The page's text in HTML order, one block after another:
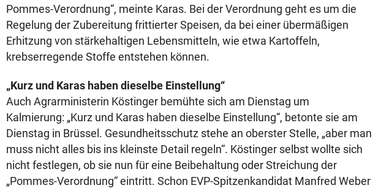
Pommes-Verordnung“, meinte Karas. Bei der Verordnung geht es um die
Regelung der Zubereitung frittierter Speisen, da bei einer übermäßigen
Erhitzung von stärkehaltigen Lebensmitteln, wie etwa Kartoffeln,
krebserregende Stoffe entstehen können.
„Kurz und Karas haben dieselbe Einstellung“
Auch Agrarministerin Köstinger bemühte sich am Dienstag um
Kalmierung: „Kurz und Karas haben dieselbe Einstellung“, betonte sie am
Dienstag in Brüssel. Gesundheitsschutz stehe an oberster Stelle, „aber man
muss nicht alles bis ins kleinste Detail regeln“. Köstinger selbst wollte sich
nicht festlegen, ob sie nun für eine Beibehaltung oder Streichung der
„Pommes-Verordnung“ eintritt. Schon EVP-Spitzenkandidat Manfred Weber